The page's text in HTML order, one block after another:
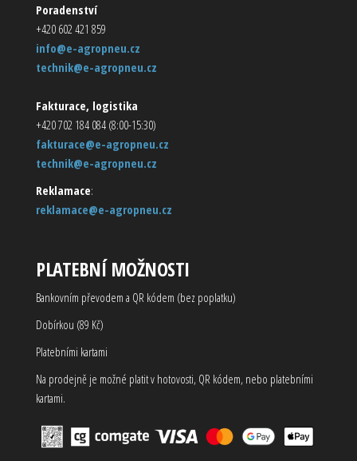
Poradenství
+420 602 421 859
info@e-agropneu.cz
technik@e-agropneu.cz
Fakturace, logistika
+420 702 184 084 (8:00-15:30)
fakturace@e-agropneu.cz
technik@e-agropneu.cz
Reklamace:
reklamace@e-agropneu.cz
PLATEBNÍ MOŽNOSTI
Bankovním převodem a QR kódem (bez poplatku)
Dobírkou (89 Kč)
Platebními kartami
Na prodejně je možné platit v hotovosti, QR kódem, nebo platebními
kartami.